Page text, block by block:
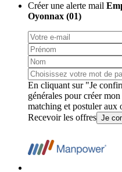
Créer une alerte mail
Oyonnax (01)
En cliquant sur "Je
générales pour créer
matching et postuler aux
Recevoir les offres Je